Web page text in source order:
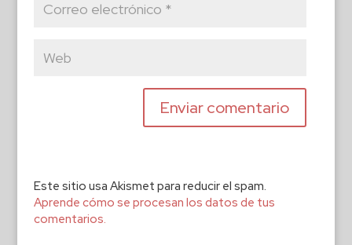
Este sitio usa Akismet para reducir el spam.
Aprende cómo se procesan los datos de tus
comentarios.